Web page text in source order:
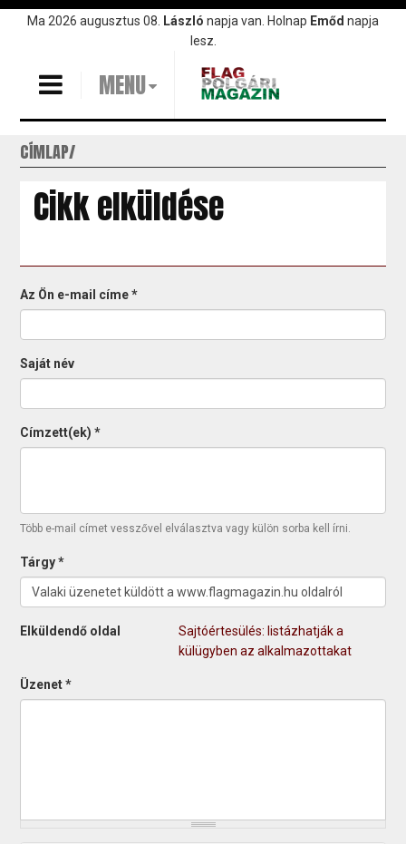
UgrásMa 2026 augusztus 08. László napja van. Holnap Emőd napja
lesz.
MENU
CÍMLAP
Cikk elküldése
Az Ön e-mail címe*
Saját név
Címzett(ek)*
Több e-mail címet vesszővel elválasztva vagy külön sorba kell írni.
Tárgy*
Elküldendő oldal
Sajtóértesülés: listázhatják a
külügyben az alkalmazottakat
Üzenet*